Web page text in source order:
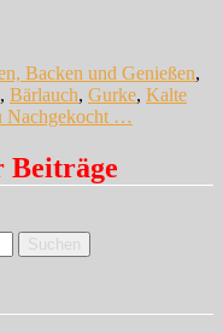
Backen und Genießen,
, Bärlauch, Gurke, Kalte
Nachgekocht …
Beiträge
Suchen